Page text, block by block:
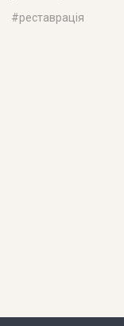
#реставрація